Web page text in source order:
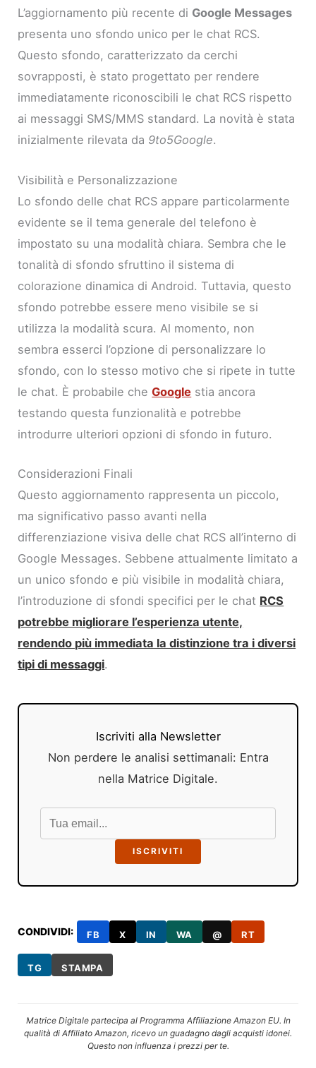
L’aggiornamento più recente di Google Messages
presenta uno sfondo unico per le chat RCS.
Questo sfondo, caratterizzato da cerchi
sovrapposti, è stato progettato per rendere
immediatamente riconoscibili le chat RCS rispetto
ai messaggi SMS/MMS standard. La novità è stata
inizialmente rilevata da 9to5Google.
Visibilità e Personalizzazione
Lo sfondo delle chat RCS appare particolarmente
evidente se il tema generale del telefono è
impostato su una modalità chiara. Sembra che le
tonalità di sfondo sfruttino il sistema di
colorazione dinamica di Android. Tuttavia, questo
sfondo potrebbe essere meno visibile se si
utilizza la modalità scura. Al momento, non
sembra esserci l’opzione di personalizzare lo
sfondo, con lo stesso motivo che si ripete in tutte
le chat. È probabile cheGoogle stia ancora
testando questa funzionalità e potrebbe
introdurre ulteriori opzioni di sfondo in futuro.
Considerazioni Finali
Questo aggiornamento rappresenta un piccolo,
ma significativo passo avanti nella
differenziazione visiva delle chat RCS all’interno di
Google Messages. Sebbene attualmente limitato a
un unico sfondo e più visibile in modalità chiara,
l’introduzione di sfondi specifici per le chat RCS
potrebbe migliorare l’esperienza utente,
rendendo più immediata la distinzione tra i diversi
tipi di messaggi.
Iscriviti alla Newsletter
Non perdere le analisi settimanali: Entra
nella Matrice Digitale.
ISCRIVITI
CONDIVIDI: FB X IN WA @ RT
TG STAMPA
Matrice Digitale partecipa al Programma Affiliazione Amazon EU. In
qualità di Affiliato Amazon, ricevo un guadagno dagli acquisti idonei.
Questo non influenza i prezzi per te.